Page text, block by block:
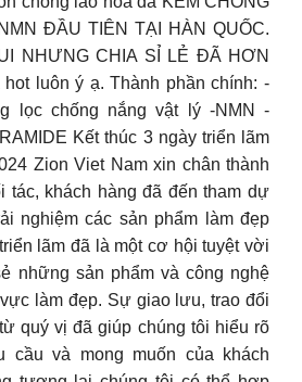
ĐẦU TIÊN TẠI HÀN QUỐC.
NHƯNG CHIA SỈ LẺ ĐÃ HƠN
luôn ý ạ. Thành phần chính: -
lọc chống nắng vật lý -NMN -
Kết thúc 3 ngày triển lãm
Zion Viet Nam xin chân thành
tác, khách hàng đã đến tham dự
nghiệm các sản phẩm làm đẹp
lãm đã là một cơ hội tuyệt vời
những sản phẩm và công nghệ
làm đẹp. Sự giao lưu, trao đổi
quý vị đã giúp chúng tôi hiểu rõ
cầu và mong muốn của khách